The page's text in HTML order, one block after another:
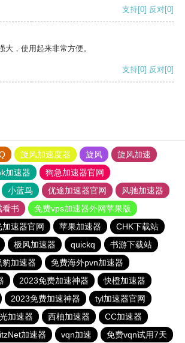
支持[0] 反对[0]
大，使用起来非常方便。
支持[0] 反对[0]
旋风加速度器 旋风
旋风加速
加速器
狗急加速器官网
小蓝鸟 优途加速器官网
风驰加速器
看书
免费vps加速器外网苹果版
加速器官网 苹果加速器
CHK下载站
极风加速器 quickq
书游下载站
豹加速器
免费海外pvn加速器
2023免费加速神器
快橙加速器
2023免费加速神器
tyl加速器官网
加速器 西柚加速器
CC加速器
加速器 vqn加速 免费vqn试用7天